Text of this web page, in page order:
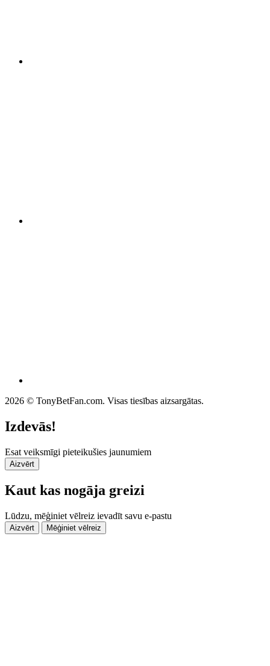
2026 © TonyBetFan.com. Visas tiesības aizsargātas.
Izdevās!
Esat veiksmīgi pieteikušies jaunumiem
Aizvērt
Kaut kas nogāja greizi
Lūdzu, mēģiniet vēlreiz ievadīt savu e-pastu
Aizvērt Mēģiniet vēlreiz